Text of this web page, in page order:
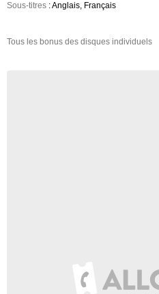
Sous-titres : Anglais, Français
Tous les bonus des disques individuels